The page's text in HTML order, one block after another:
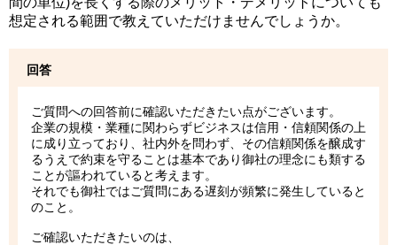
想定される範囲で教えていただけませんでしょうか。
回答
ご質問への回答前に確認いただきたい点がございます。
企業の規模・業種に関わらずビジネスは信用・信頼関係の上
に成り立っており、社内外を問わず、その信頼関係を醸成す
るうえで約束を守ることは基本であり御社の理念にも類する
ことが謳われていると考えます。
それでも御社ではご質問にある遅刻が頻繁に発生していると
のこと。
ご確認いただきたいのは、